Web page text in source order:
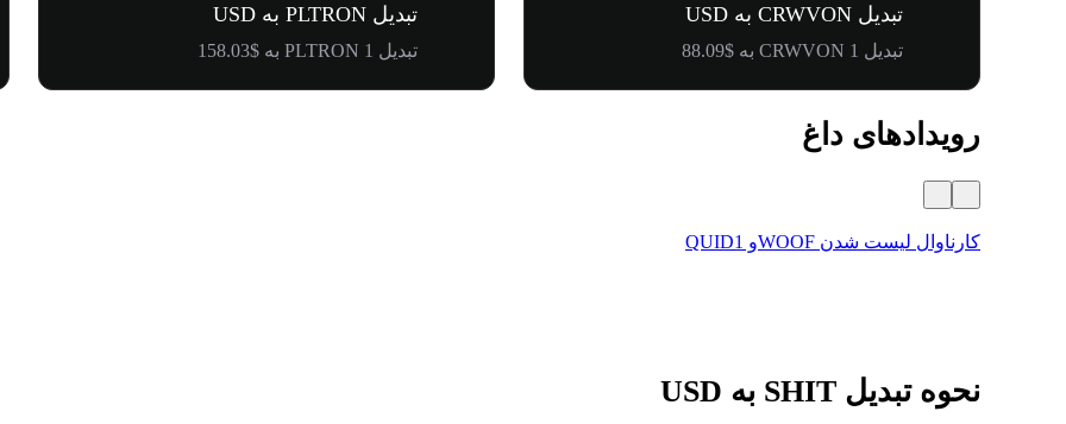
تبدیل CRWVON به USD
تبدیل 1 CRWVON به $88.09
تبدیل PLTRON به USD
تبدیل 1 PLTRON به $158.03
رویدادهای داغ
کارناوال لیست شدن WOOFو QUID1
نحوه تبدیل SHIT به USD